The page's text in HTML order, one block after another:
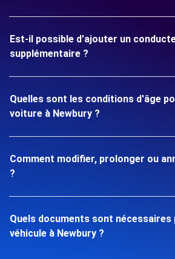
Est-il possible d'ajouter un
supplémentaire ?
Quelles sont les conditions d'âge
voiture à Newbury ?
Comment modifier, prolonger ou
?
Quels documents sont nécessaires
véhicule à Newbury ?